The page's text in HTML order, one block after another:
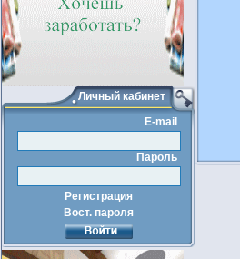
Личный кабинет
E-mail
Пароль
Регистрация
Вост. пароля